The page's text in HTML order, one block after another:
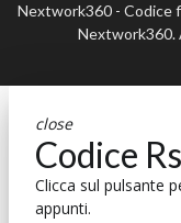
Nextwork360 - Codice
Nextwork360.
close
Codice
Clicca sul pulsante
appunti.